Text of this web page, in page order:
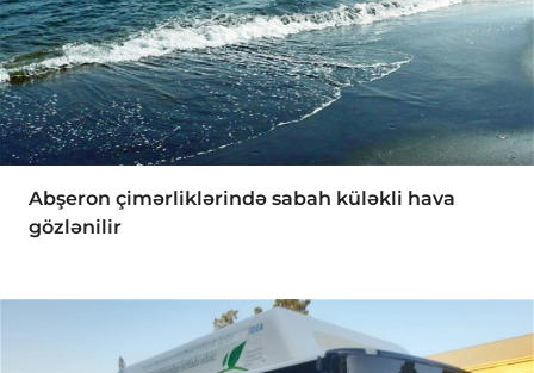
Abşeron çimərliklərində sabah küləkli hava
gözlənilir